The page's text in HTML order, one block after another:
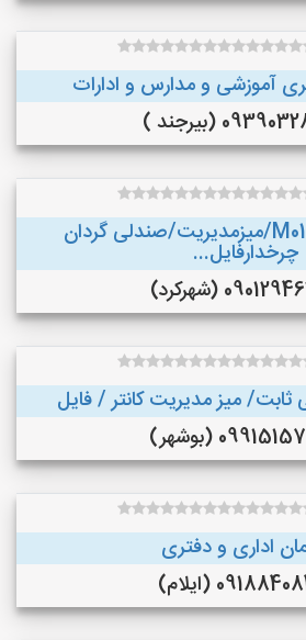
آموزشی و مدارس و ادارات
(بیرجند )
مبل اداری مدل M01/میزمدیریت/صندلی گردان
چرخدارفایل...
(شهرکرد)
میز مدیریت کانتر / فایل
(بوشهر)
اداری و دفتری
(ایلام)